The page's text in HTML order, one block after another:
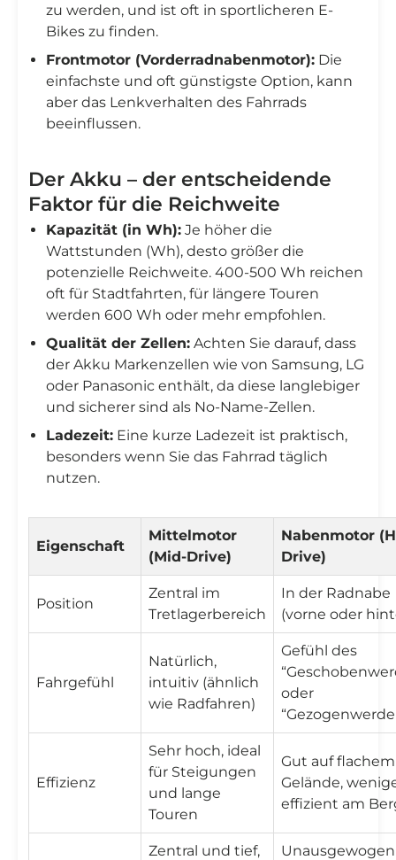
zu werden, und ist oft in sportlicheren E-
Bikes zu finden.
Frontmotor (Vorderradnabenmotor): Die
einfachste und oft günstigste Option, kann
aber das Lenkverhalten des Fahrrads
beeinflussen.
Der Akku – der entscheidende
Faktor für die Reichweite
Kapazität (in Wh): Je höher die
Wattstunden (Wh), desto größer die
potenzielle Reichweite. 400-500 Wh reichen
oft für Stadtfahrten, für längere Touren
werden 600 Wh oder mehr empfohlen.
Qualität der Zellen: Achten Sie darauf, dass
der Akku Markenzellen wie von Samsung, LG
oder Panasonic enthält, da diese langlebiger
und sicherer sind als No-Name-Zellen.
Ladezeit: Eine kurze Ladezeit ist praktisch,
besonders wenn Sie das Fahrrad täglich
nutzen.
Eigenschaft
Mittelmotor
(Mid-Drive)
Nabenmotor
Drive)
Position
Zentral im
Tretlagerbereich
In der Radnabe
(vorne oder
Fahrgefühl
Natürlich,
intuitiv (ähnlich
wie Radfahren)
Gefühl des
oder
Effizienz
Sehr hoch, ideal
für Steigungen
und lange
Touren
Gut auf flachem
Gelände,
effizient am
Zentral und tief,
Unausgewogen